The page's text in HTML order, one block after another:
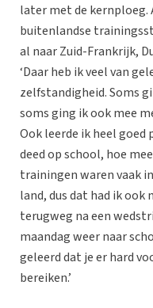
later met de kernploeg.
buitenlandse
al naar Zuid-Frankrijk,
‘Daar heb ik veel van
zelfstandigheid. Soms
soms ging ik ook mee
Ook leerde ik heel
deed op school, hoe
trainingen waren vaak
land, dus dat had ik ook
terugweg na een
maandag weer naar
geleerd dat je er hard
bereiken.’